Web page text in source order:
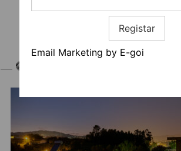
Registar
Email Marketing by E-goi
27
28 29